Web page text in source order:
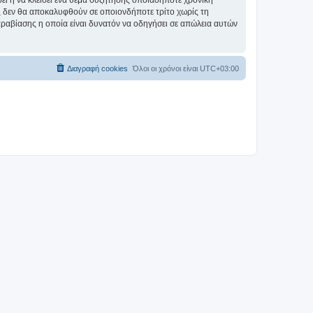
δεν θα αποκαλυφθούν σε οποιονδήποτε τρίτο χωρίς τη
η οποία είναι δυνατόν να οδηγήσει σε απώλεια αυτών
Όλοι οι χρόνοι είναι UTC+03:00
Διαγραφή cookies